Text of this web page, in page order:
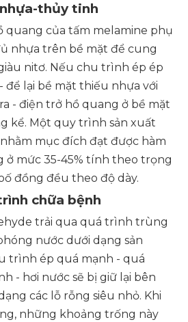
thủy tinh
quang của tấm melamine phụ
nhựa trên bề mặt để cung
nitơ. Nếu chu trình ép ép
để lại bề mặt thiếu nhựa với
- điện trở hồ quang ở bề mặt
kể. Một quy trình sản xuất
mục đích đạt được hàm
ở mức 35-45% tính theo trọng
đồng đều theo độ dày.
chữa bệnh
trải qua quá trình trùng
nước dưới dạng sản
trình ép quá mạnh - quá
- hơi nước sẽ bị giữ lại bên
các lỗ rỗng siêu nhỏ. Khi
những khoảng trống này